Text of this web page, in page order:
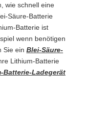
wie schnell eine
Säure-Batterie
Batterie ist
wenn benötigen
Sie ein Blei-Säure-
Lithium-Batterie
Batterie-Ladegerät